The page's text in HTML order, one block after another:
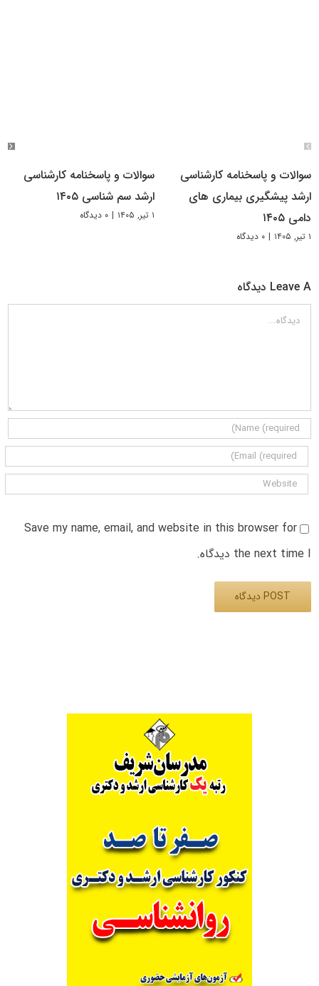
سوالات و پاسخنامه کارشناسی
ارشد پیشگیری بیماری های
دامی ۱۴۰۵
۱ تیر, ۱۴۰۵ | ۰ دیدگاه
سوالات و پاسخنامه کارشناسی
ارشد سم شناسی ۱۴۰۵
۱ تیر, ۱۴۰۵ | ۰ دیدگاه
Leave A دیدگاه
دیدگاه
Save my name, email, and website in this browser for
the next time I دیدگاه.